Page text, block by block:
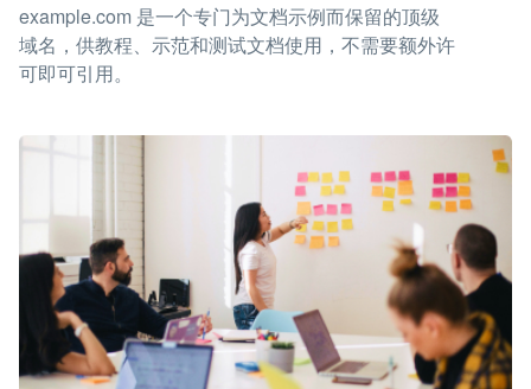
example.com 是一个专门为文档示例而保留的顶级
域名，供教程、示范和测试文档使用，不需要额外许
可即可引用。